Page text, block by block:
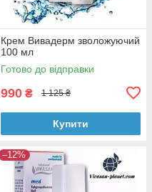
Крем Вивадерм зволожуючий
100 мл
Готово до відправки
990 ₴ 1 125 ₴
Купити
–12%